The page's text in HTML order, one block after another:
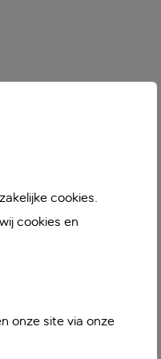
cookies.
cookies en
onze site via onze